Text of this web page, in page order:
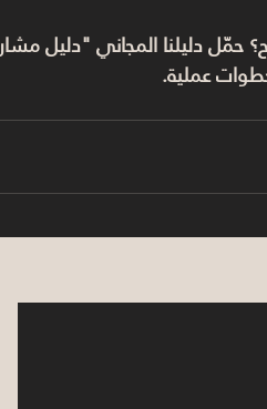
حمّل دليلنا المجاني "دليل